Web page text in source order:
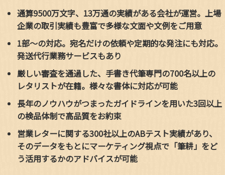
通算9500万文字、13万通の実績がある会社が運営。上場
企業の取引実績も豊富で多様な文面や文例をご用意
1部～の対応。宛名だけの依頼や定期的な発注にも対応。
発送代行業務サービスもあり
厳しい審査を通過した、手書き代筆専門の700名以上の
レタリストが在籍。様々な書体に対応が可能
長年のノウハウがつまったガイドラインを用いた3回以上
の検品体制で高品質をお約束
営業レターに関する300社以上のABテスト実績があり、
そのデータをもとにマーケティング視点で「筆耕」をど
う活用するかのアドバイスが可能